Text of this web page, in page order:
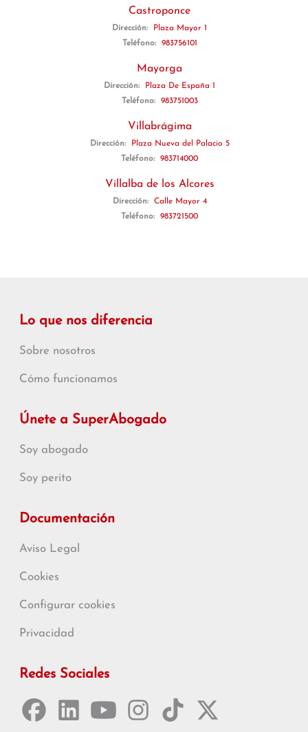
Castroponce
Dirección:
Plaza Mayor 1
Teléfono:
983756101
Mayorga
Dirección:
Plaza De España 1
Teléfono:
983751003
Villabrágima
Dirección:
Plaza Nueva del Palacio 5
Teléfono:
983714000
Villalba de los Alcores
Dirección:
Calle Mayor 4
Teléfono:
983721500
Lo que nos diferencia
Sobre nosotros
Cómo funcionamos
Únete a SuperAbogado
Soy abogado
Soy perito
Documentación
Aviso Legal
Cookies
Configurar cookies
Privacidad
Redes Sociales